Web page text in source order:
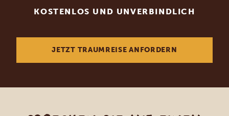
KOSTENLOS UND UNVERBINDLICH
JETZT TRAUMREISE ANFORDERN